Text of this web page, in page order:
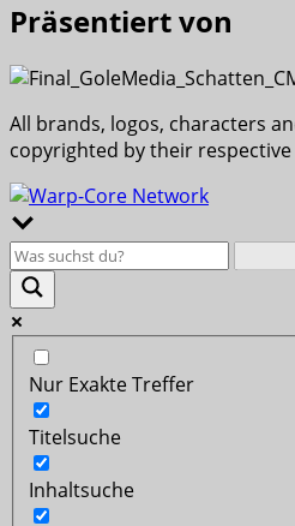
Präsentiert von
All brands, logos, characters
copyrighted by their
Nur Exakte Treffer
Titelsuche
Inhaltsuche